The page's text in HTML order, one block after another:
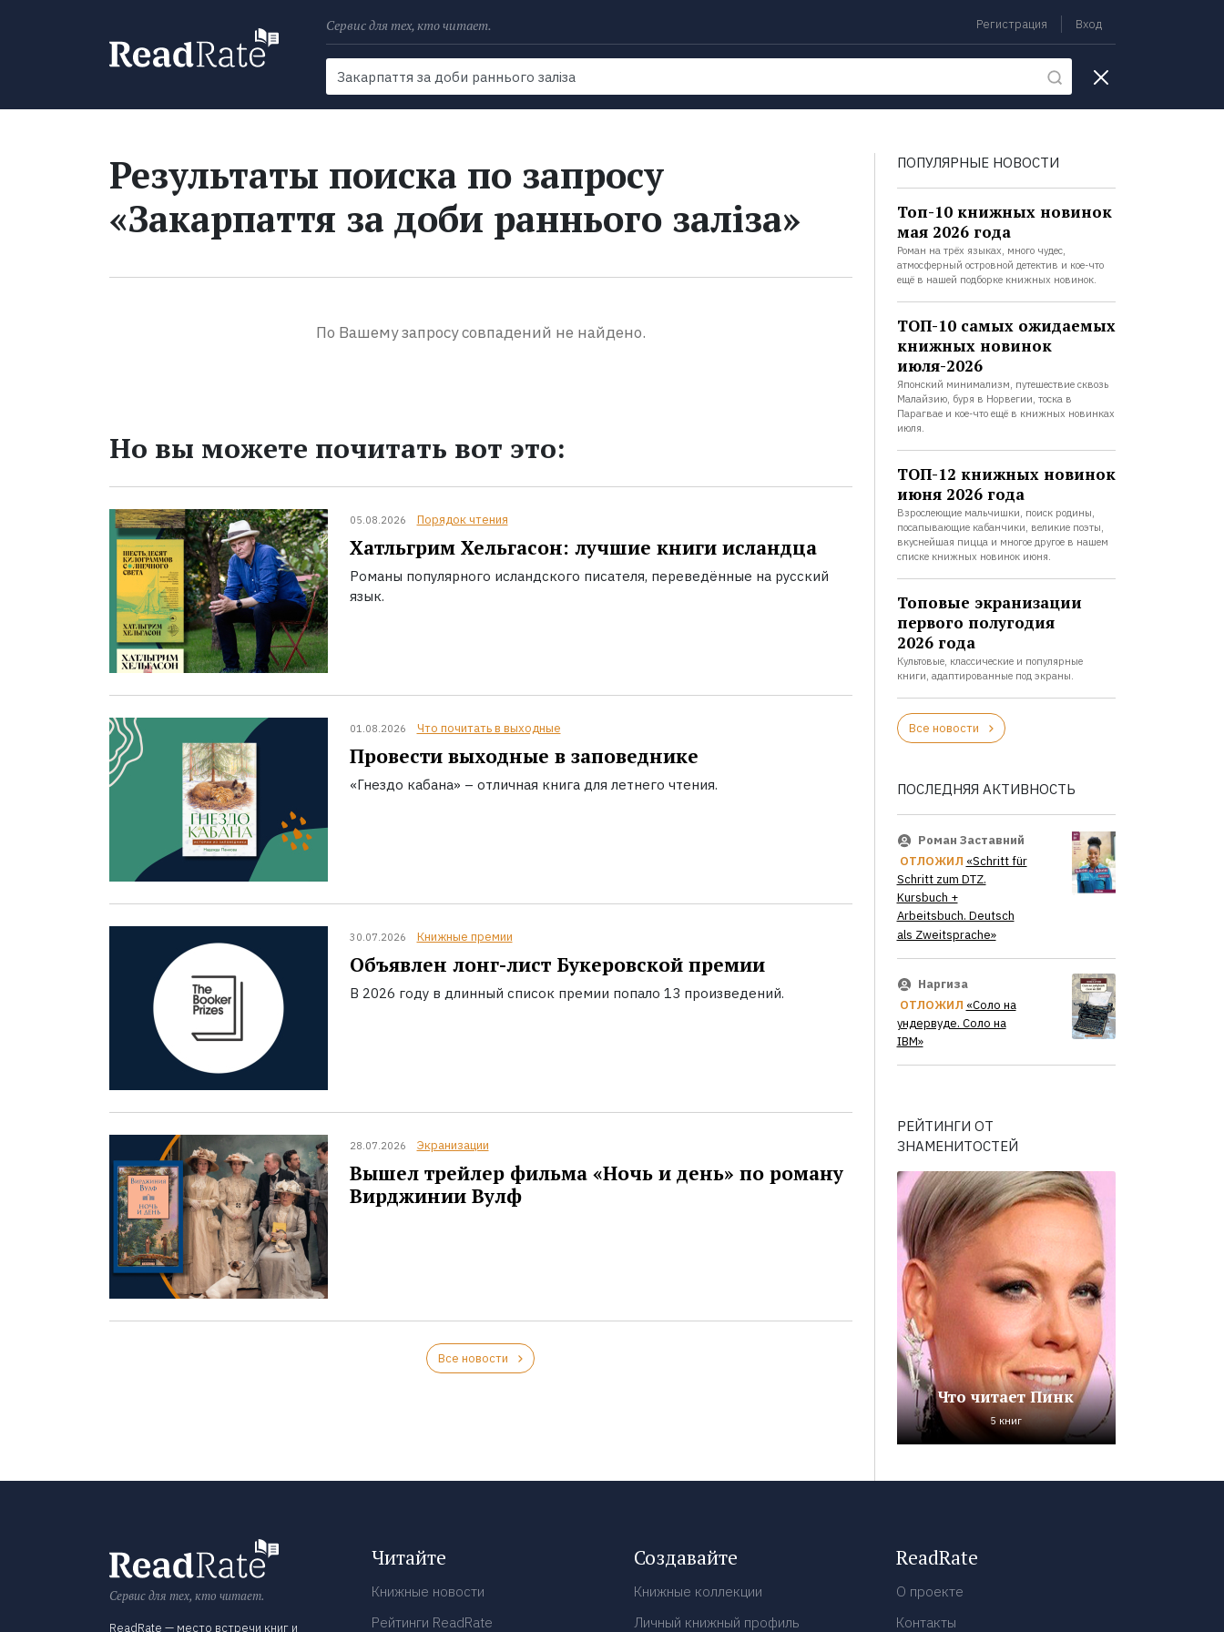
Сервис для тех, кто читает. Регистрация Вход
Поиск
Новости Рейтинги Книги
Результаты поиска по запросу
«Закарпаття за доби раннього заліза»
По Вашему запросу совпадений не найдено.
Но вы можете почитать вот это:
05.08.2026 Порядок чтения
Хатльгрим Хельгасон: лучшие книги исландца
Романы популярного исландского писателя, переведённые на русский
язык.
01.08.2026 Что почитать в выходные
Провести выходные в заповеднике
«Гнездо кабана» – отличная книга для летнего чтения.
30.07.2026 Книжные премии
Объявлен лонг-лист Букеровской премии
В 2026 году в длинный список премии попало 13 произведений.
28.07.2026 Экранизации
Вышел трейлер фильма «Ночь и день» по роману
Вирджинии Вулф
Все новости
ПОПУЛЯРНЫЕ НОВОСТИ
Топ-10 книжных новинок
мая 2026 года
Роман на трёх языках, много чудес,
атмосферный островной детектив и кое-что
ещё в нашей подборке книжных новинок.
ТОП-10 самых ожидаемых
книжных новинок
июля-2026
Японский минимализм, путешествие сквозь
Малайзию, буря в Норвегии, тоска в
Парагвае и кое-что ещё в книжных новинках
июля.
ТОП-12 книжных новинок
июня 2026 года
Взрослеющие мальчишки, поиск родины,
посапывающие кабанчики, великие поэты,
вкуснейшая пицца и многое другое в нашем
списке книжных новинок июня.
Топовые экранизации
первого полугодия
2026 года
Культовые, классические и популярные
книги, адаптированные под экраны.
Все новости
ПОСЛЕДНЯЯ АКТИВНОСТЬ
Роман Заставний
ОТЛОЖИЛ «Schritt für
Schritt zum DTZ.
Kursbuch +
Arbeitsbuch. Deutsch
als Zweitsprache»
Наргиза
ОТЛОЖИЛ «Соло на
ундервуде. Соло на
IBM»
РЕЙТИНГИ ОТ
ЗНАМЕНИТОСТЕЙ
Что читает Пинк
5 книг
Сервис для тех, кто читает.
ReadRate — место встречи книг и
Читайте
Книжные новости
Рейтинги ReadRate
Создавайте
Книжные коллекции
Личный книжный профиль
ReadRate
О проекте
Контакты